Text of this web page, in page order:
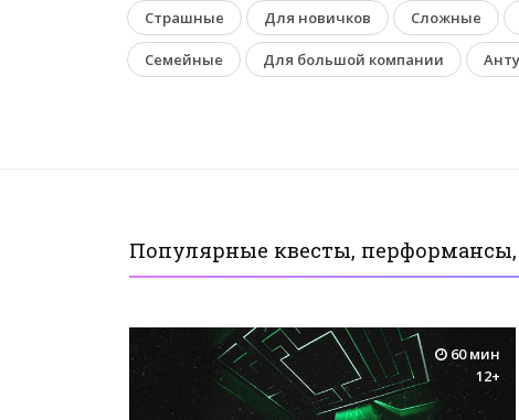
Страшные Для новичков Сложные
Семейные Для большой компании
Популярные квесты,
60 мин
12+